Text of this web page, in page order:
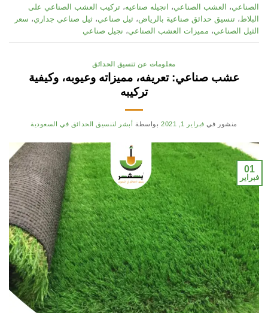
الصناعي، العشب الصناعي، انجيله صناعيه، تركيب العشب الصناعي على
البلاط، تنسيق حدائق صناعية بالرياض، ثيل صناعي، ثيل صناعي جداري، سعر
الثيل الصناعي، مميزات العشب الصناعي، نجيل صناعي
معلومات عن تنسيق الحدائق
عشب صناعي: تعريفه، مميزاته وعيوبه، وكيفية
تركيبه
منشور في فبراير 1, 2021 بواسطة أبشر لتنسيق الحدائق في السعودية
01
فبراير